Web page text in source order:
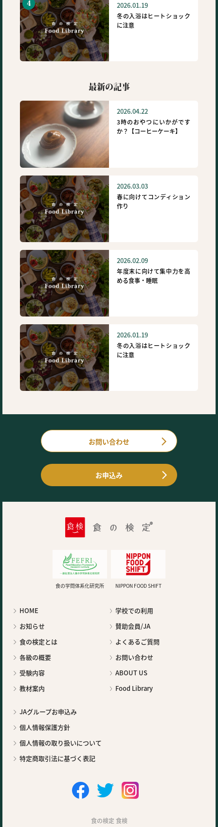
食の検定 食検
2026.01.19
冬の入浴はヒートショック
に注意
最新の記事
2026.04.22
3時のおやつにいかがです
か？【コーヒーケーキ】
2026.03.03
春に向けてコンディション
作り
2026.02.09
年度末に向けて集中力を高
める食事・睡眠
2026.01.19
冬の入浴はヒートショック
に注意
お問い合わせ
お申込み
食の学問体系化研究所 NIPPON FOOD SHIFT
HOME
お知らせ
食の検定とは
各級の概要
受験内容
教材案内
学校での利用
賛助会員/JA
よくあるご質問
お問い合わせ
ABOUT US
Food Library
JAグループお申込み
個人情報保護方針
個人情報の取り扱いについて
特定商取引法に基づく表記